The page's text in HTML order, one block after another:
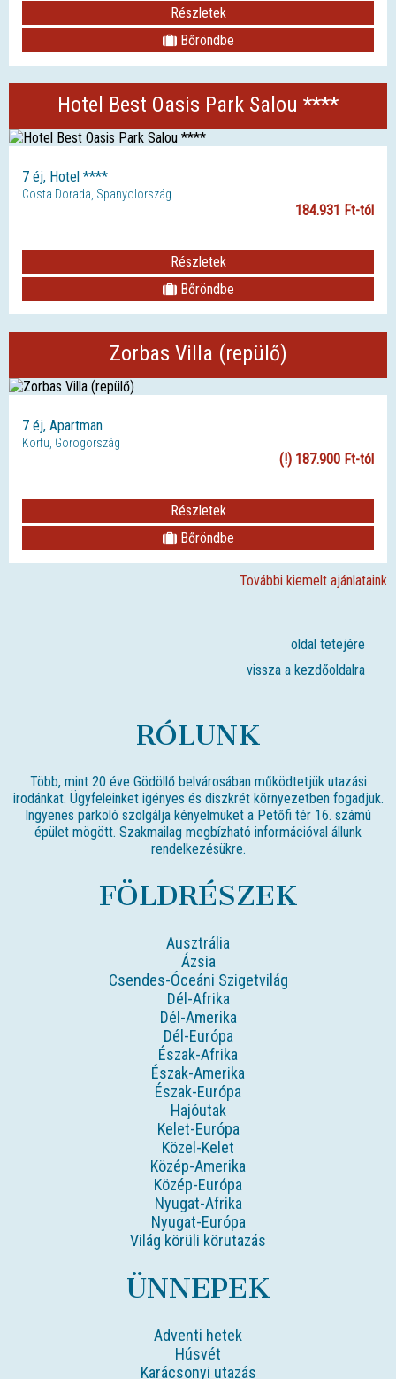
Részletek
Bőröndbe
Hotel Best Oasis Park Salou ****
7 éj, Hotel ****
Costa Dorada, Spanyolország
184.931 Ft-tól
Részletek
Bőröndbe
Zorbas Villa (repülő)
7 éj, Apartman
Korfu, Görögország
(!) 187.900 Ft-tól
Részletek
Bőröndbe
További kiemelt ajánlataink
oldal tetejére
vissza a kezdőoldalra
RÓLUNK
Több, mint 20 éve Gödöllő belvárosában működtetjük utazási
irodánkat. Ügyfeleinket igényes és diszkrét környezetben fogadjuk.
Ingyenes parkoló szolgálja kényelmüket a Petőfi tér 16. számú
épület mögött. Szakmailag megbízható információval állunk
rendelkezésükre.
FÖLDRÉSZEK
Ausztrália
Ázsia
Csendes-Óceáni Szigetvilág
Dél-Afrika
Dél-Amerika
Dél-Európa
Észak-Afrika
Észak-Amerika
Észak-Európa
Hajóutak
Kelet-Európa
Közel-Kelet
Közép-Amerika
Közép-Európa
Nyugat-Afrika
Nyugat-Európa
Világ körüli körutazás
ÜNNEPEK
Adventi hetek
Húsvét
Karácsonyi utazás